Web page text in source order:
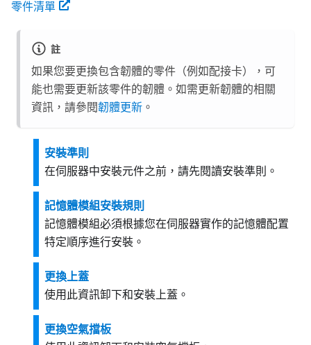
零件清單
註
如果您要更換包含韌體的零件（例如配接卡），可
能也需要更新該零件的韌體。如需更新韌體的相關
資訊，請參閱韌體更新 。
安裝準則
在伺服器中安裝元件之前，請先閱讀安裝準則。
記憶體模組安裝規則
記憶體模組必須根據您在伺服器實作的記憶體配置
特定順序進行安裝。
更換上蓋
使用此資訊卸下和安裝上蓋。
更換空氣擋板